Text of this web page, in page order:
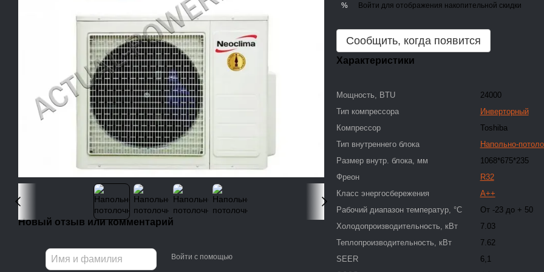
Новый отзыв или комментарий
Войти с помощью
% Войти для отображения накопительной скидки
Сообщить, когда появится
Характеристики
Мощность, BTU
24000
Тип компрессора
Инверторный
Компрессор
Toshiba
Тип внутреннего блока
Напольно-
Размер внутр. блока, мм
1068*675*235
Фреон
R32
Класс энергосбережения
A++
Рабочий диапазон температур, °С
От -23 до + 50
Холодопроизводительность, кВт
7.03
Теплопроизводительность, кВт
7.62
SEER
6,1